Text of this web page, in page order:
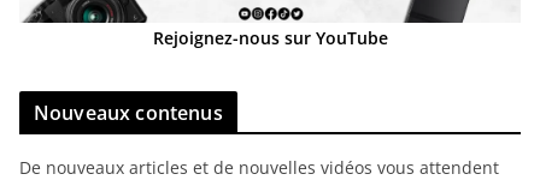
Rejoignez-nous sur YouTube
Nouveaux contenus
De nouveaux articles et de nouvelles vidéos vous attendent